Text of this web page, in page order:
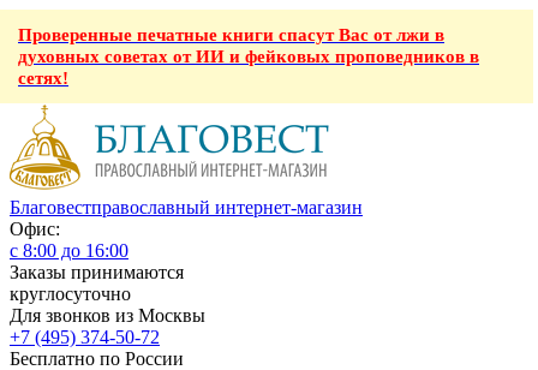
Проверенные печатные книги спасут Вас от лжи в
духовных советах от ИИ и фейковых проповедников в
сетях!
Благовестправославный интернет-магазин
Офис:
с 8:00 до 16:00
Заказы принимаются
круглосуточно
Для звонков из Москвы
+7 (495) 374-50-72
Бесплатно по России